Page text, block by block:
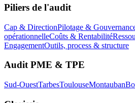
Piliers de l'audit
Cap & DirectionPilotage &
opérationnelleCoûts & Rentabilité
EngagementOutils, process & structure
Audit PME & TPE
Sud-OuestTarbesToulouseMontauban